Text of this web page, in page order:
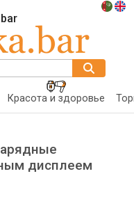
Красота и здоровье
дисплеем